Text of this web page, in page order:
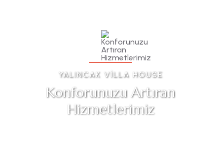
YALINCAK VILLA HOUSE
Konforunuzu Artıran
Hizmetlerimiz